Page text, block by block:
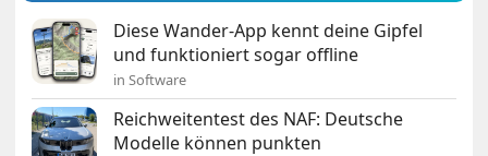
Diese Wander-App kennt deine Gipfel
und funktioniert sogar offline
in Software
Reichweitentest des NAF: Deutsche
Modelle können punkten